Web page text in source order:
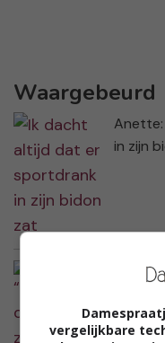
Waargebeurd
in zijn
vergelijkbare